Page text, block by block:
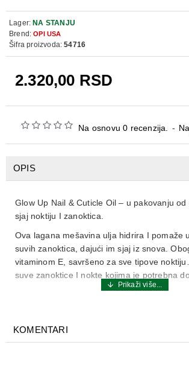
Na osnovu 0 recenzija. -
2.320,00 RSD
Lager: NA STANJU
Brend: OPI USA
Šifra proizvoda: 54716
OPIS
Glow Up Nail & Cuticle Oil – u pakovanju od
sjaj noktiju I zanoktica
Ova lagana mešavina ulja hidrira I pomaže
suvih zanoktica, dajući im sjaj iz snova.
vitaminom E, savršeno za sve tipove
suve zanoktice I nokte kojima je potrebna
KOMENTARI